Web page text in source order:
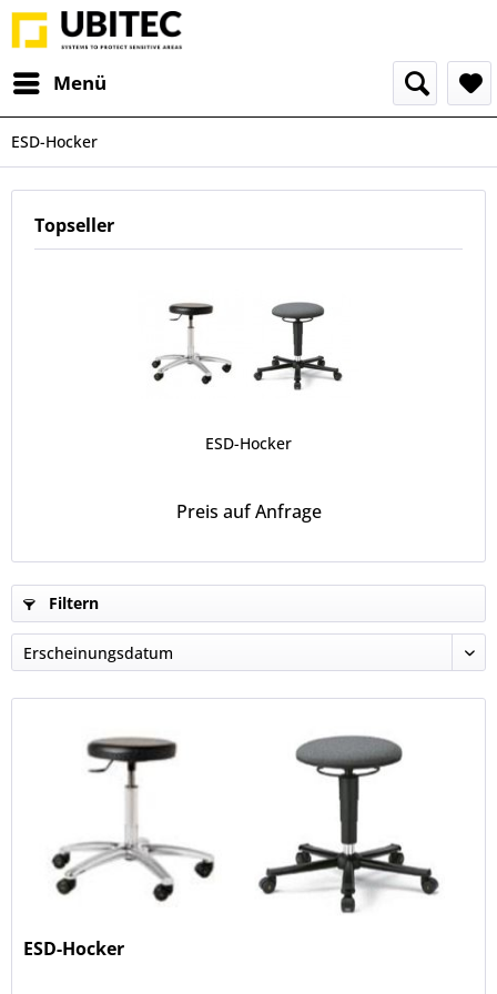
Menü
ESD-Hocker
Topseller
ESD-Hocker
Preis auf Anfrage
Filtern
ESD-Hocker